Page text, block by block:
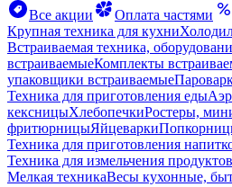
Все акции
Оплата частями
Крупная техника для кухни
Встраиваемая техника,
встраиваемыеКомплекты
упаковщики встраиваемые
Техника для приготовления еды
кексницыХлебопечкиРостеры,
фритюрницыЯйцеварки
Техника для приготовления
Техника для измельчения продуктов
Мелкая техникаВесы кухонные,